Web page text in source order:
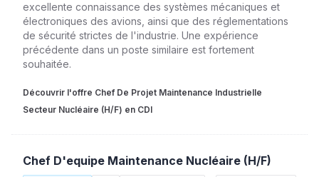
excellente connaissance des systèmes mécaniques et
électroniques des avions, ainsi que des réglementations
de sécurité strictes de l'industrie. Une expérience
précédente dans un poste similaire est fortement
souhaitée.
Découvrir l'offre Chef De Projet Maintenance Industrielle
Secteur Nucléaire (H/F) en CDI
Chef D'equipe Maintenance Nucléaire (H/F)